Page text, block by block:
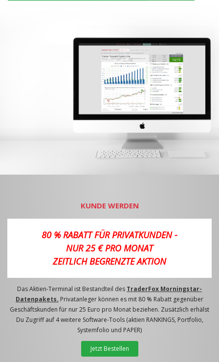
KUNDE WERDEN
80 % RABATT FÜR PRIVATKUNDEN -
NUR 25 € PRO MONAT
ZEITLICH BEGRENZTE AKTION
Das Aktien-Terminal ist Bestandteil des TraderFox Morningstar-
Datenpakets. Privatanleger können es mit 80 % Rabatt gegenüber
Geschäftskunden für nur 25 Euro pro Monat beziehen. Zusätzlich erhälst
Du Zugriff auf 4 weitere Software-Tools (aktien RANKINGS, Portfolio,
Systemfolio und PAPER)
Jetzt Bestellen